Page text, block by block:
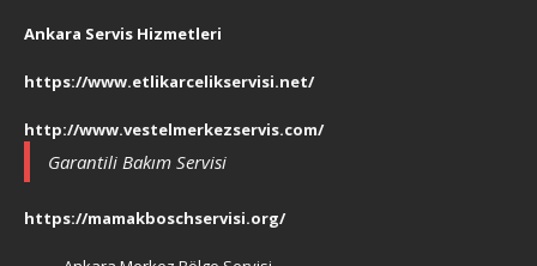
Ankara Servis Hizmetleri
https://www.etlikarcelikservisi.net/
http://www.vestelmerkezservis.com/
Garantili Bakım Servisi
https://mamakboschservisi.org/